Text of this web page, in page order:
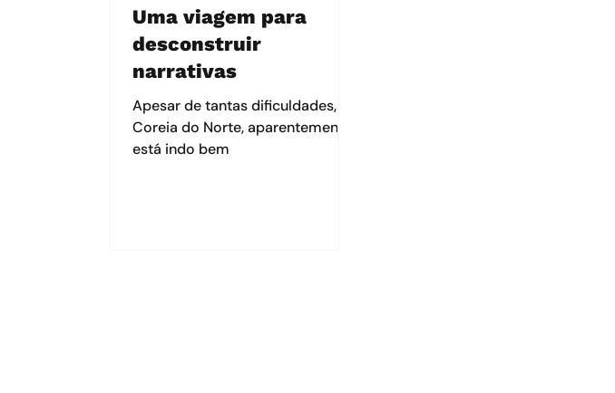
Uma viagem para
desconstruir
narrativas
Apesar de tantas dificuldades, a
Coreia do Norte, aparentemente,
está indo bem